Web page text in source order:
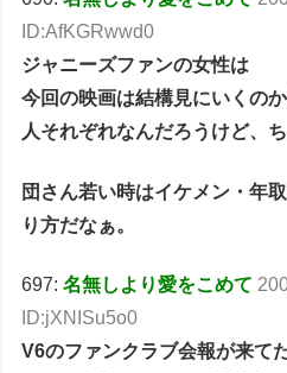
ID:AfKGRwwd0
ジャニーズファンの女性は
今回の映画は結構見にいくの
人それぞれなんだろうけど、
団さん若い時はイケメン・年
り方だなぁ。
697:名無しより愛をこめて
ID:jXNISu5o0
V6のファンクラブ会報が来て